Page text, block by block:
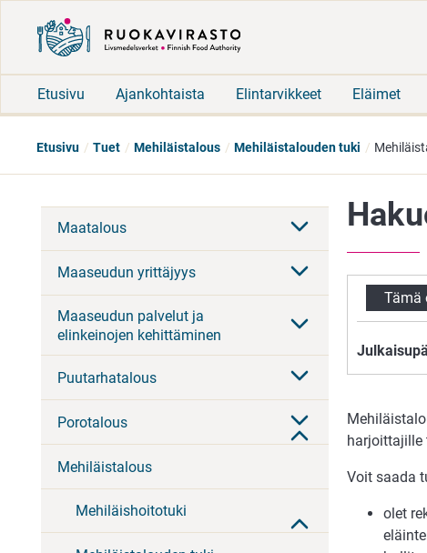
Etusivu Ajankohtaista Elintarvikkeet Eläimet
Etusivu Tuet Mehiläistalous Mehiläistalouden tuki
Maatalous
Maaseudun yrittäjyys
Maaseudun palvelut ja
elinkeinojen kehittäminen
Puutarhatalous
Porotalous
Mehiläistalous
Mehiläishoitotuki
Tämä
harjoittajille
Voit saada
olet